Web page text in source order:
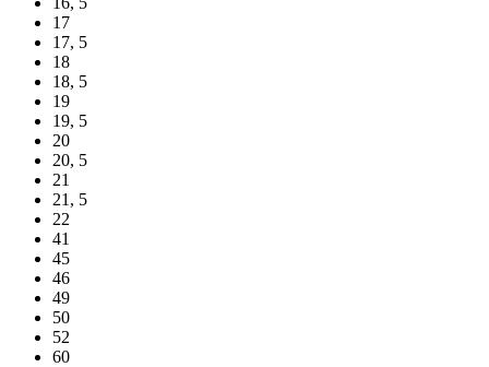
17
17, 5
18
18, 5
19
19, 5
20
20, 5
21
21, 5
22
41
45
46
49
50
52
60